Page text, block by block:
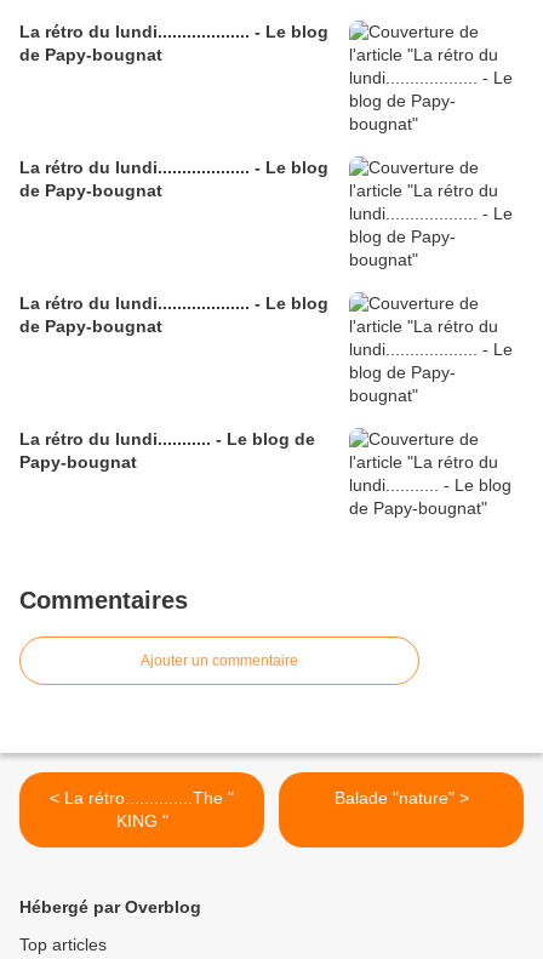
La rétro du lundi................... - Le blog
de Papy-bougnat
La rétro du lundi................... - Le blog
de Papy-bougnat
La rétro du lundi................... - Le blog
de Papy-bougnat
La rétro du lundi........... - Le blog de
Papy-bougnat
Commentaires
Ajouter un commentaire
< La rétro..............The "
KING "
Balade "nature" >
Hébergé par Overblog
Top articles